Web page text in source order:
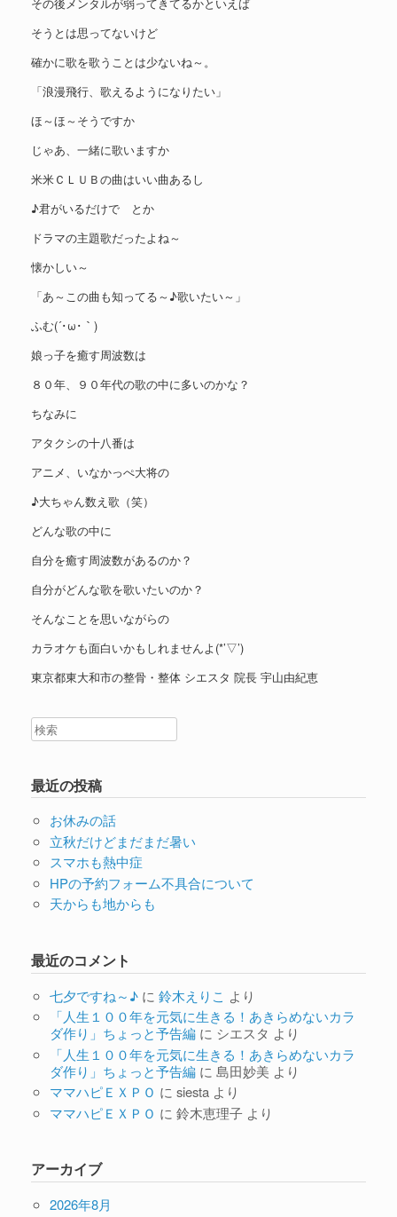
そうとは思ってないけど
確かに歌を歌うことは少ないね～。
「浪漫飛行、歌えるようになりたい」
ほ～ほ～そうですか
じゃあ、一緒に歌いますか
米米ＣＬＵＢの曲はいい曲あるし
♪君がいるだけで とか
ドラマの主題歌だったよね～
懐かしい～
「あ～この曲も知ってる～♪歌いたい～」
ふむ(´･ω･｀)
娘っ子を癒す周波数は
８０年、９０年代の歌の中に多いのかな？
ちなみに
アタクシの十八番は
アニメ、いなかっぺ大将の
♪大ちゃん数え歌（笑）
どんな歌の中に
自分を癒す周波数があるのか？
自分がどんな歌を歌いたいのか？
そんなことを思いながらの
カラオケも面白いかもしれませんよ(*’▽’)
東京都東大和市の整骨・整体 シエスタ 院長 宇山由紀恵
最近の投稿
お休みの話
立秋だけどまだまだ暑い
スマホも熱中症
HPの予約フォーム不具合について
天からも地からも
最近のコメント
七夕ですね～♪に 鈴木えりこ より
「人生１００年を元気に生きる！あきらめないカラ
ダ作り」ちょっと予告編に シエスタ より
「人生１００年を元気に生きる！あきらめないカラ
ダ作り」ちょっと予告編に 島田妙美 より
ママハピＥＸＰＯ に siestaより
ママハピＥＸＰＯ に 鈴木恵理子より
アーカイブ
2026年8月